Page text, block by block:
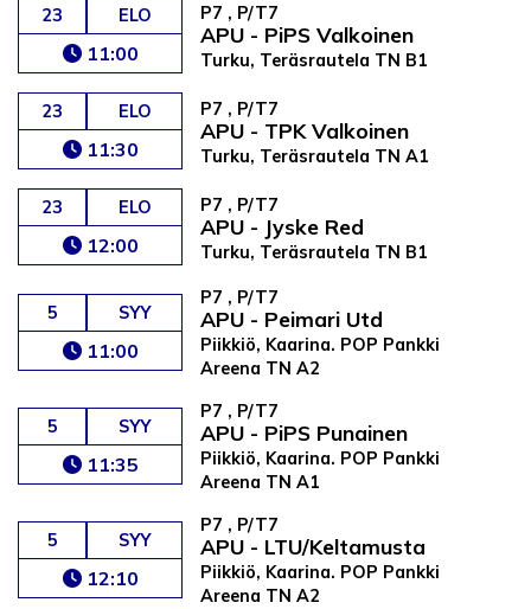
23 ELO
11:00
P7 , P/T7
APU - PiPS Valkoinen
Turku, Teräsrautela TN B1
23 ELO
11:30
P7 , P/T7
APU - TPK Valkoinen
Turku, Teräsrautela TN A1
23 ELO
12:00
P7 , P/T7
APU - Jyske Red
Turku, Teräsrautela TN B1
5 SYY
11:00
P7 , P/T7
APU - Peimari Utd
Piikkiö, Kaarina. POP Pankki
Areena TN A2
5 SYY
11:35
P7 , P/T7
APU - PiPS Punainen
Piikkiö, Kaarina. POP Pankki
Areena TN A1
5 SYY
12:10
P7 , P/T7
APU - LTU/Keltamusta
Piikkiö, Kaarina. POP Pankki
Areena TN A2